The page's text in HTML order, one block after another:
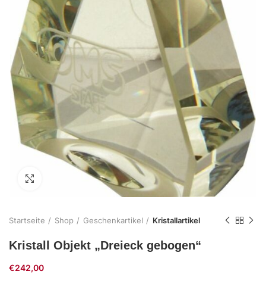
Zum Vergrößern klicken
Startseite Shop Geschenkartikel Kristallartikel
Kristall Objekt „Dreieck gebogen“
€242,00